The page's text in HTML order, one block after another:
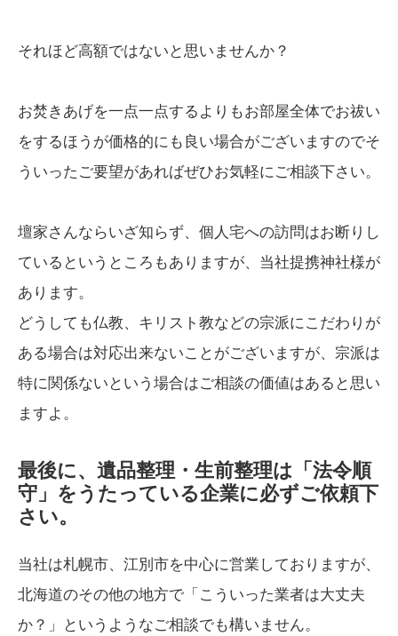
それほど高額ではないと思いませんか？
お焚きあげを一点一点するよりもお部屋全体でお祓い
をするほうが価格的にも良い場合がございますのでそ
ういったご要望があればぜひお気軽にご相談下さい。
壇家さんならいざ知らず、個人宅への訪問はお断りし
ているというところもありますが、当社提携神社様が
あります。
どうしても仏教、キリスト教などの宗派にこだわりが
ある場合は対応出来ないことがございますが、宗派は
特に関係ないという場合はご相談の価値はあると思い
ますよ。
最後に、遺品整理・生前整理は「法令順
守」をうたっている企業に必ずご依頼下
さい。
当社は札幌市、江別市を中心に営業しておりますが、
北海道のその他の地方で「こういった業者は大丈夫
か？」というようなご相談でも構いません。